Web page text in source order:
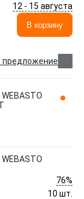
12 - 15 августа
В корзину
предложение
76%
10 шт.